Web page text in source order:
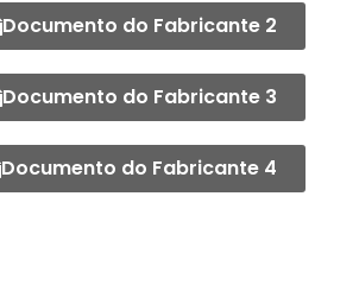
Documento do Fabricante 2
Documento do Fabricante 3
Documento do Fabricante 4